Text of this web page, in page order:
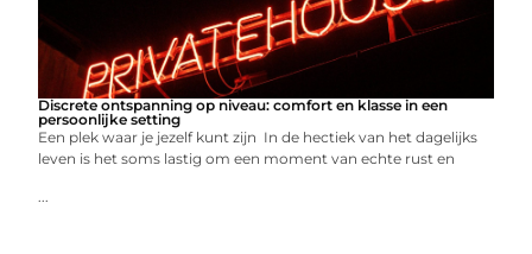
Discrete ontspanning op niveau: comfort en klasse in een
persoonlijke setting
Een plek waar je jezelf kunt zijn In de hectiek van het dagelijks
leven is het soms lastig om een moment van echte rust en
...